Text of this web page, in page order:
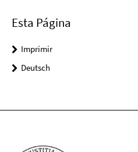
Esta Página
Imprimir
Deutsch